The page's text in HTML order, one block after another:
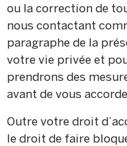
ou la correction de
nous contactant
paragraphe de la
votre vie privée et
prendrons des
avant de vous
Outre votre droit
le droit de faire